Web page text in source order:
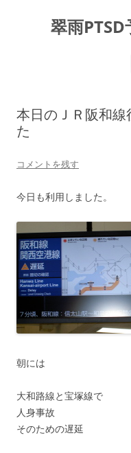
翠雨
本日のＪＲ阪和
た
コメントを残す
今日も利用しました。
朝には
大和路線と宝塚線で
人身事故
そのための遅延